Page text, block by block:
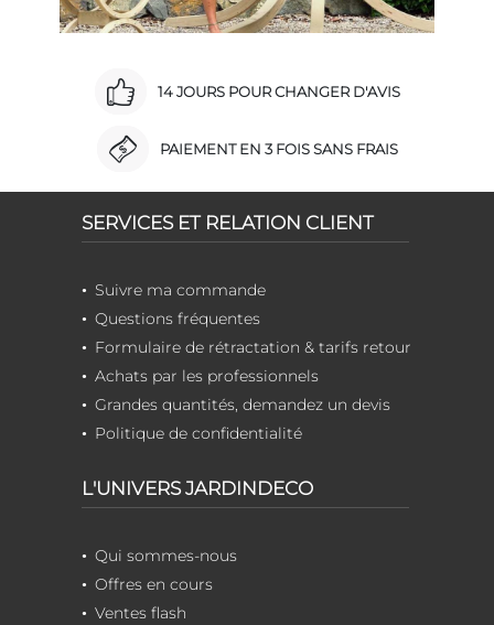
14 JOURS POUR CHANGER D'AVIS
PAIEMENT EN 3 FOIS SANS FRAIS
SERVICES ET RELATION CLIENT
Suivre ma commande
Questions fréquentes
Formulaire de rétractation & tarifs retour
Achats par les professionnels
Grandes quantités, demandez un devis
Politique de confidentialité
L'UNIVERS JARDINDECO
Qui sommes-nous
Offres en cours
Ventes flash